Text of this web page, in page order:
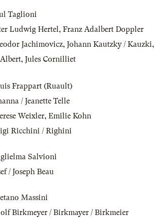
Taglioni
Ludwig Hertel, Franz Adalbert Doppler
Jachimovicz, Johann Kautzky / Kauzki,
, Jules Cornilliet
Frappart (Ruault)
/ Jeanette Telle
Weixler, Emilie Kohn
Ricchini / Righini
Salvioni
/ Joseph Beau
Massini
Birkmeyer / Birkmayer / Birkmeier